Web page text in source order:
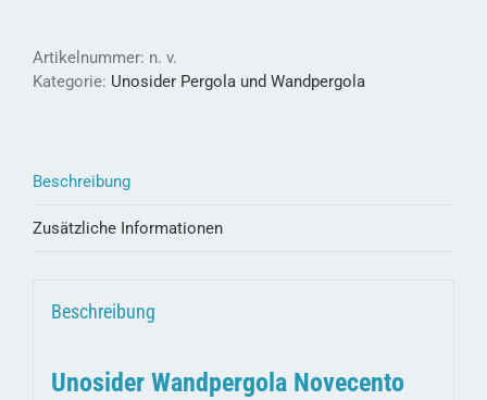
Artikelnummer: n. v.
Kategorie: Unosider Pergola und Wandpergola
Beschreibung
Zusätzliche Informationen
Beschreibung
Unosider Wandpergola Novecento